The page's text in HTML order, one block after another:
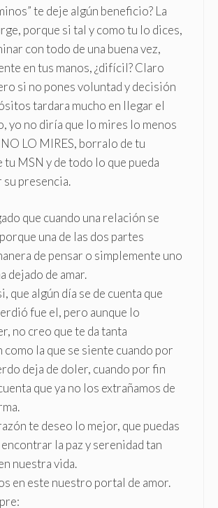
te deje algún beneficio? La
porque si tal y como tu lo dices,
con todo de una buena vez,
en tus manos, ¿difícil? Claro
si no pones voluntad y decisión
tardara mucho en llegar el
yo no diría que lo mires lo menos
LO MIRES, borralo de tu
MSN y de todo lo que pueda
presencia.
que cuando una relación se
una de las dos partes
de pensar o simplemente uno
dejado de amar.
que algún día se de cuenta que
fue el, pero aunque lo
no creo que te da tanta
la que se siente cuando por
deja de doler, cuando por fin
que ya no los extrañamos de
te deseo lo mejor, que puedas
la paz y serenidad tan
nuestra vida.
en este nuestro portal de amor.